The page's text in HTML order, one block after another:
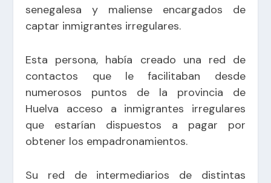
senegalesa y maliense encargados de
captar inmigrantes irregulares.
Esta persona, había creado una red de
contactos que le facilitaban desde
numerosos puntos de la provincia de
Huelva acceso a inmigrantes irregulares
que estarían dispuestos a pagar por
obtener los empadronamientos.
Su red de intermediarios de distintas